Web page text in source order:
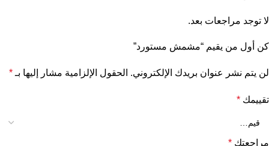
لا توجد مراجعات بعد.
كن أول من يقيم “مشمش مستورد”
لن يتم نشر عنوان بريدك الإلكتروني. الحقول الإلزامية مشار إليها بـ *
تقييمك *
مراجعتك *